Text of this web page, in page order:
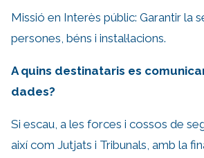
Missió en Interès públic: Garantir la
persones, béns i instal·lacions.
A quins destinataris es
dades?
Si escau, a les forces i cossos de
així com Jutjats i Tribunals, amb la